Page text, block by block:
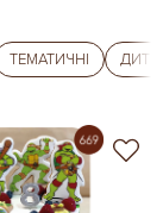
ТЕМАТИЧНІ